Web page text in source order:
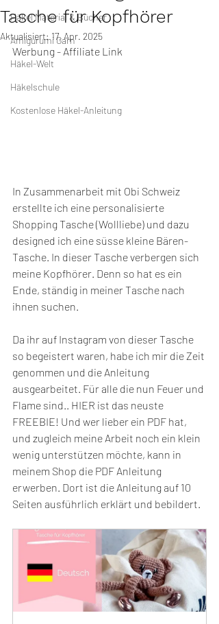
Häkel Material & Bücher
Amigurumi Garn
Häkel-Welt
Häkelschule
Kostenlose Häkel-Anleitung
Tasche für Kopfhörer
Aktualisiert:17. Apr. 2025
Werbung - Affiliate Link
In Zusammenarbeit mit Obi Schweiz
erstellte ich eine personalisierte
Shopping Tasche (Wollliebe) und dazu
designed ich eine süsse kleine Bären-
Tasche. In dieser Tasche verbergen sich
meine Kopfhörer. Denn so hat es ein
Ende, ständig in meiner Tasche nach
ihnen suchen.
Da ihr auf Instagram von dieser Tasche
so begeistert waren, habe ich mir die Zeit
genommen und die Anleitung
ausgearbeitet. Für alle die nun Feuer und
Flame sind.. HIER ist das neuste
FREEBIE! Und wer lieber ein PDF hat,
und zugleich meine Arbeit noch ein klein
wenig unterstützen möchte, kann in
meinem Shop die PDF Anleitung
erwerben. Dort ist die Anleitung auf 10
Seiten ausführlich erklärt und bebildert.